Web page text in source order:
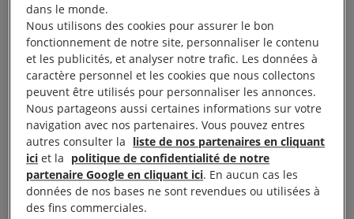
projet de mine de Rhyolite Ridge.
Ce document révèle que les entreprises minières et
les autorités n’ont jamais sollicité ni obtenu le
consentement des populations autochtones pour
ces projets qui concernent leurs terres ancestrales,
et met en évidence un modèle d’activité de
l’industrie extractive qui fait systématiquement
primer la vitesse, la taille et le profit sur le respect
des droits des peuples autochtones et de
dans le monde.
Nous utilisons des cookies pour assurer le bon
fonctionnement de notre site, personnaliser le contenu
et les publicités, et analyser notre trafic. Les données à
caractère personnel et les cookies que nous collectons
peuvent être utilisés pour personnaliser les annonces.
Nous partageons aussi certaines informations sur votre
navigation avec nos partenaires. Vous pouvez entres
autres consulter la liste de nos partenaires en cliquant
ici et la politique de confidentialité de notre
partenaire Google en cliquant ici. En aucun cas les
données de nos bases ne sont revendues ou utilisées à
des fins commerciales.